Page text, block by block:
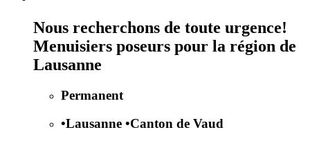
Nous recherchons de toute urgence!
Menuisiers poseurs pour la région de
Lausanne
Permanent
•Lausanne •Canton de Vaud